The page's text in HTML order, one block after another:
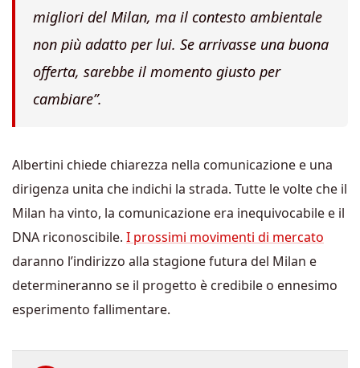
migliori del Milan, ma il contesto ambientale
non più adatto per lui. Se arrivasse una buona
offerta, sarebbe il momento giusto per
cambiare”.
Albertini chiede chiarezza nella comunicazione e una
dirigenza unita che indichi la strada. Tutte le volte che il
Milan ha vinto, la comunicazione era inequivocabile e il
DNA riconoscibile. I prossimi movimenti di mercato
daranno l’indirizzo alla stagione futura del Milan e
determineranno se il progetto è credibile o ennesimo
esperimento fallimentare.